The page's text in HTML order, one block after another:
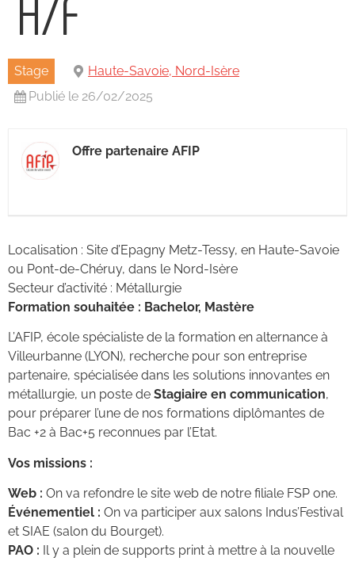
Stage
Haute-Savoie, Nord-Isère
Publié le 26/02/2025
Offre partenaire AFIP
Localisation : Site d’Epagny Metz-Tessy, en Haute-Savoie
ou Pont-de-Chéruy, dans le Nord-Isère
Secteur d’activité : Métallurgie
Formation souhaitée : Bachelor, Mastère
L’AFIP, école spécialiste de la formation en alternance à
Villeurbanne (LYON), recherche pour son entreprise
partenaire, spécialisée dans les solutions innovantes en
métallurgie, un poste de Stagiaire en communication,
pour préparer l’une de nos formations diplômantes de
Bac +2 à Bac+5 reconnues par l’Etat.
Vos missions :
Web : On va refondre le site web de notre filiale FSP one.
Événementiel : On va participer aux salons Indus’Festival
et SIAE (salon du Bourget).
PAO : Il y a plein de supports print à mettre à la nouvelle